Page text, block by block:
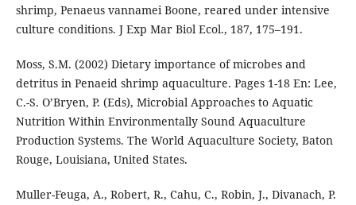
shrimp, Penaeus vannamei Boone, reared under intensive
culture conditions. J Exp Mar Biol Ecol., 187, 175–191.
Moss, S.M. (2002) Dietary importance of microbes and
detritus in Penaeid shrimp aquaculture. Pages 1-18 En: Lee,
C.-S. O’Bryen, P. (Eds), Microbial Approaches to Aquatic
Nutrition Within Environmentally Sound Aquaculture
Production Systems. The World Aquaculture Society, Baton
Rouge, Louisiana, United States.
Muller-Feuga, A., Robert, R., Cahu, C., Robin, J., Divanach, P.